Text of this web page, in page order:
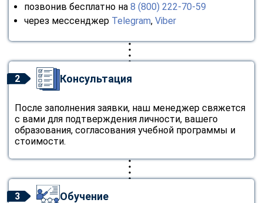
позвонив бесплатно на 8 (800) 222-70-59
через мессенджер Telegram, Viber
2 Консультация
После заполнения заявки, наш менеджер свяжется
с вами для подтверждения личности, вашего
образования, согласования учебной программы и
стоимости.
3 Обучение